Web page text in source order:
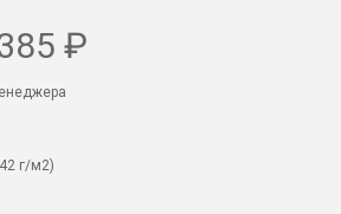
₽
г/м2)